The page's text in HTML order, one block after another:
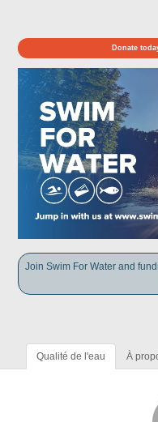
Donate
Join Swim For Water and
Qualité de l'eau À